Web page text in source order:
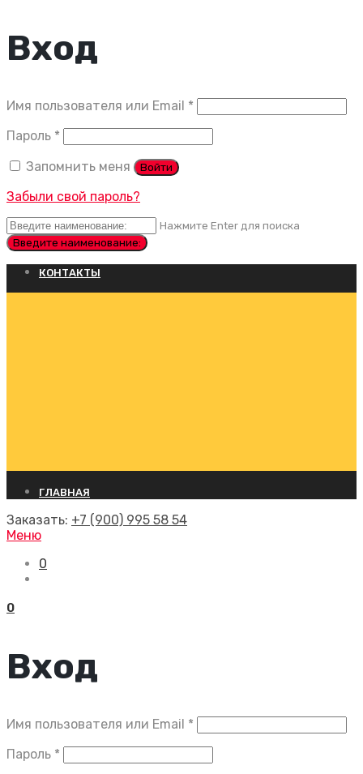
Вход
Имя пользователя или Email *
Пароль *
Запомнить меня Войти
Забыли свой пароль?
Нажмите Enter для поиска
КОНТАКТЫ
ГЛАВНАЯ
Заказать: +7 (900) 995 58 54
Меню
0
0
Вход
Имя пользователя или Email *
Пароль *